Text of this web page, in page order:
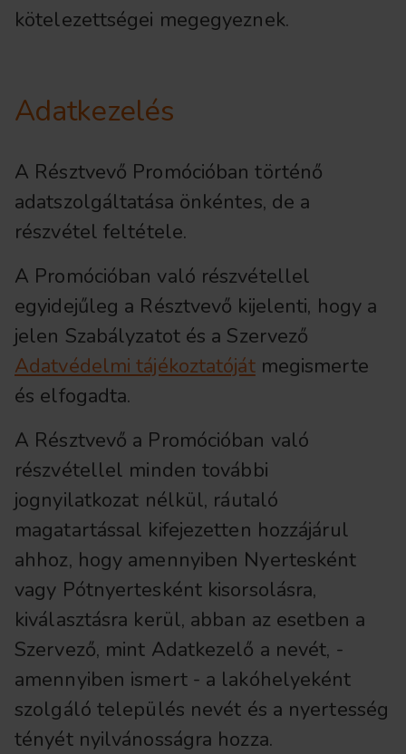
kötelezettségei megegyeznek.
Adatkezelés
A Résztvevő Promócióban történő
adatszolgáltatása önkéntes, de a
részvétel feltétele.
A Promócióban való részvétellel
egyidejűleg a Résztvevő kijelenti, hogy a
jelen Szabályzatot és a Szervező
Adatvédelmi tájékoztatójátmegismerte
és elfogadta.
A Résztvevő a Promócióban való
részvétellel minden további
jognyilatkozat nélkül, ráutaló
magatartással kifejezetten hozzájárul
ahhoz, hogy amennyiben Nyertesként
vagy Pótnyertesként kisorsolásra,
kiválasztásra kerül, abban az esetben a
Szervező, mint Adatkezelő a nevét, -
amennyiben ismert - a lakóhelyeként
szolgáló település nevét és a nyertesség
tényét nyilvánosságra hozza.